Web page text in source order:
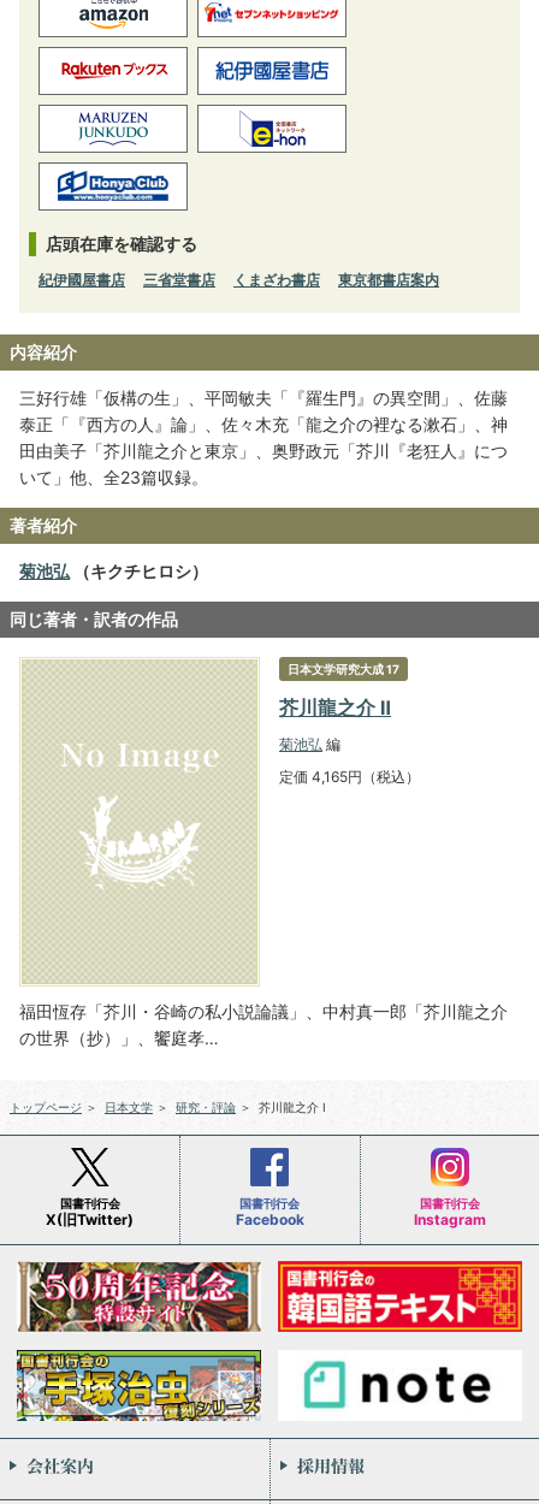
店頭在庫を確認する
紀伊國屋書店 三省堂書店 くまざわ書店 東京都書店案内
内容紹介
三好行雄「仮構の生」、平岡敏夫「『羅生門』の異空間」、佐藤
泰正「『西方の人』論」、佐々木充「龍之介の裡なる漱石」、神
田由美子「芥川龍之介と東京」、奥野政元「芥川『老狂人』につ
いて」他、全23篇収録。
著者紹介
菊池弘 （キクチヒロシ）
同じ著者・訳者の作品
日本文学研究大成 17
芥川龍之介 Ⅱ
菊池弘 編
定価 4,165円（税込）
福田恆存「芥川・谷崎の私小説論議」、中村真一郎「芥川龍之介
の世界（抄）」、饗庭孝…
トップページ ＞ 日本文学 ＞ 研究・評論 ＞ 芥川龍之介 Ⅰ
国書刊行会
X(旧Twitter)
国書刊行会
Facebook
国書刊行会
Instagram
会社案内